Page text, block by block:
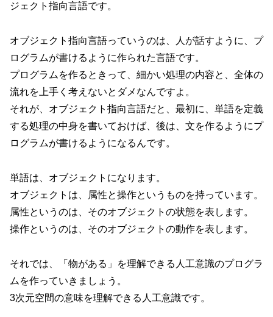
ジェクト指向言語です。
オブジェクト指向言語っていうのは、人が話すように、プ
ログラムが書けるように作られた言語です。
プログラムを作るときって、細かい処理の内容と、全体の
流れを上手く考えないとダメなんですよ。
それが、オブジェクト指向言語だと、最初に、単語を定義
する処理の中身を書いておけば、後は、文を作るようにプ
ログラムが書けるようになるんです。
単語は、オブジェクトになります。
オブジェクトは、属性と操作というものを持っています。
属性というのは、そのオブジェクトの状態を表します。
操作というのは、そのオブジェクトの動作を表します。
それでは、「物がある」を理解できる人工意識のプログラ
ムを作っていきましょう。
3次元空間の意味を理解できる人工意識です。